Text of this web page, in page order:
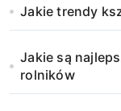
Jakie trendy
Jakie są
rolników